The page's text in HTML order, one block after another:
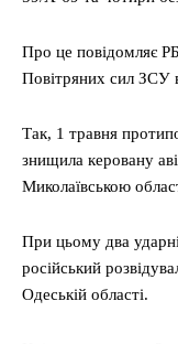
Про це повідомляє
Повітряних сил ЗСУ
Так, 1 травня
знищила керовану
Миколаївською
При цьому два
російський
Одеській області.